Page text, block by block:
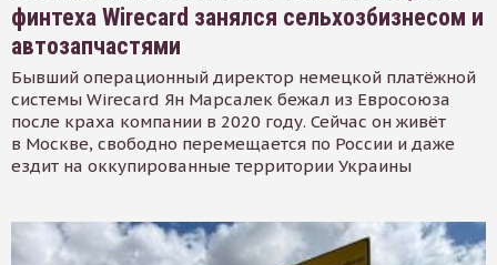
финтеха Wirecard занялся сельхозбизнесом и
автозапчастями
Бывший операционный директор немецкой платёжной
системы Wirecard Ян Марсалек бежал из Евросоюза
после краха компании в 2020 году. Сейчас он живёт
в Москве, свободно перемещается по России и даже
ездит на оккупированные территории Украины